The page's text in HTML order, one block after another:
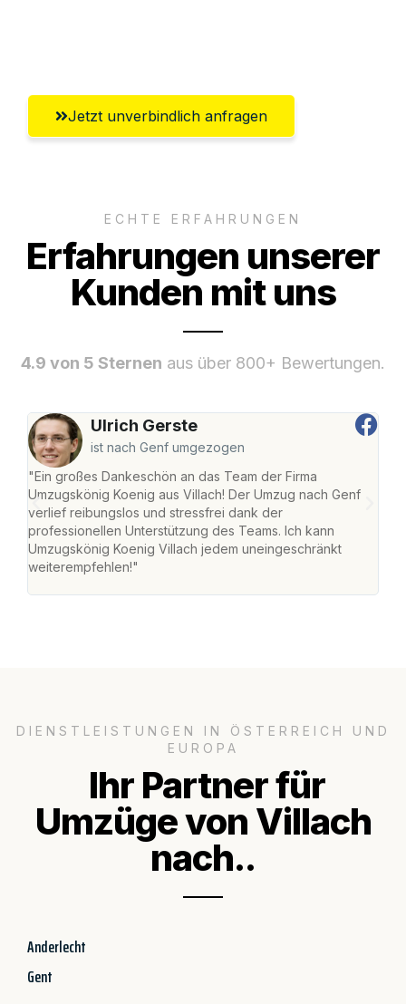
Jetzt unverbindlich anfragen
ECHTE ERFAHRUNGEN
Erfahrungen unserer
Kunden mit uns
4.9 von 5 Sternen aus über 800+ Bewertungen.
Ulrich Gerste
ist nach Genf umgezogen
"Ein großes Dankeschön an das Team der Firma
Umzugskönig Koenig aus Villach! Der Umzug nach Genf
verlief reibungslos und stressfrei dank der
professionellen Unterstützung des Teams. Ich kann
Umzugskönig Koenig Villach jedem uneingeschränkt
weiterempfehlen!"
DIENSTLEISTUNGEN IN ÖSTERREICH UND
EUROPA
Ihr Partner für
Umzüge von Villach
nach..
Anderlecht
Gent